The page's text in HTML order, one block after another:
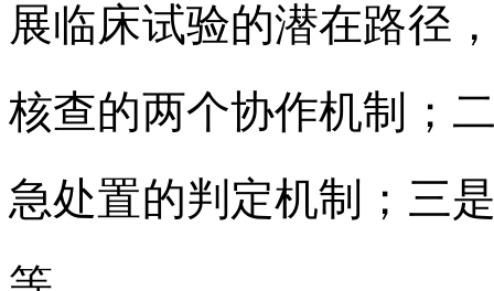
展临床试验的潜在路径
核查的两个协作机制；
急处置的判定机制；三